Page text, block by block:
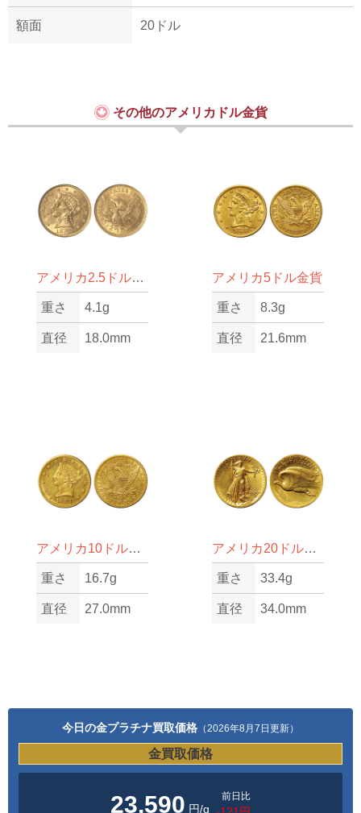
額面 20ドル
その他のアメリカドル金貨
アメリカ2.5ドル金貨
重さ 4.1g
直径 18.0mm
アメリカ5ドル金貨
重さ 8.3g
直径 21.6mm
アメリカ10ドル金貨
重さ 16.7g
直径 27.0mm
アメリカ20ドル金貨
重さ 33.4g
直径 34.0mm
今日の金プラチナ買取価格 （2026年8月7日更新）
金買取価格
23,590 円/g
前日比